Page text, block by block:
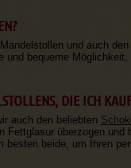
und auch den
und bequeme
DIE ICH
auch den beliebten
Fettglasur überzogen
beide, um Ihren